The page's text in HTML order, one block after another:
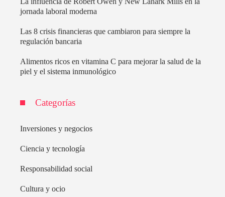
jornada laboral moderna
Las 8 crisis financieras que cambiaron para siempre la
regulación bancaria
Alimentos ricos en vitamina C para mejorar la salud de la
piel y el sistema inmunológico
Categorías
Inversiones y negocios
Ciencia y tecnología
Responsabilidad social
Cultura y ocio